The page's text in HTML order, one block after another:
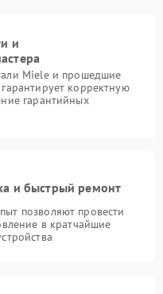
и
Miele и прошедшие
корректную
гарантийных
и быстрый ремонт
позволяют провести
в кратчайшие